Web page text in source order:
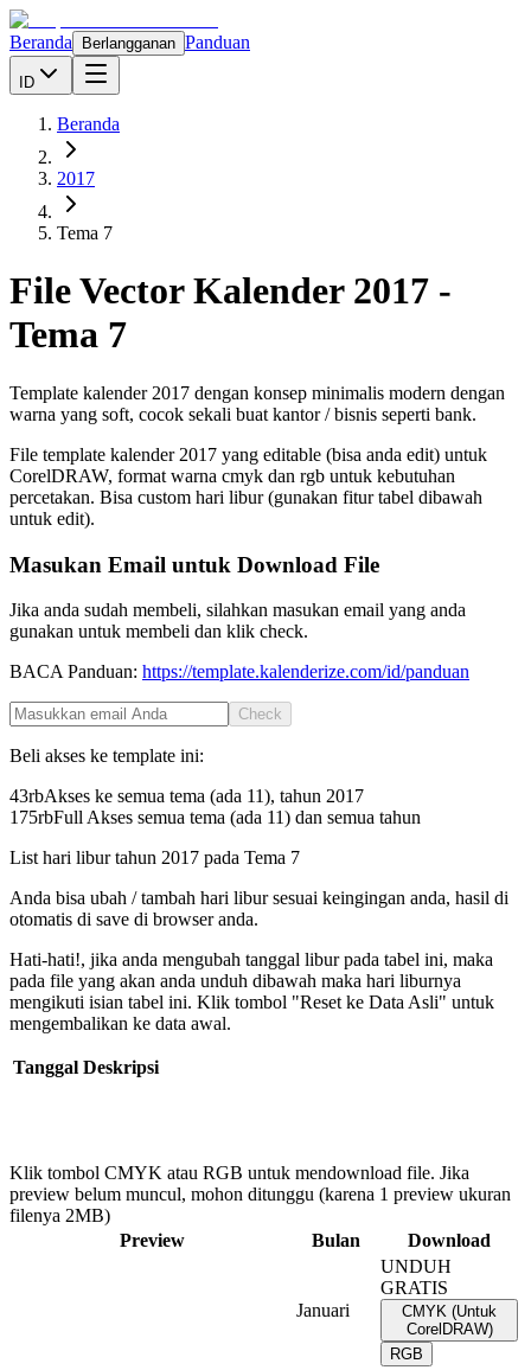
Beranda Berlangganan Panduan
ID
Beranda
2017
Tema 7
File Vector Kalender 2017 -
Tema 7
Template kalender 2017 dengan konsep minimalis modern dengan
warna yang soft, cocok sekali buat kantor / bisnis seperti bank.
File template kalender 2017 yang editable (bisa anda edit) untuk
CorelDRAW, format warna cmyk dan rgb untuk kebutuhan
percetakan. Bisa custom hari libur (gunakan fitur tabel dibawah
untuk edit).
Masukan Email untuk Download File
Jika anda sudah membeli, silahkan masukan email yang anda
gunakan untuk membeli dan klik check.
BACA Panduan: https://template.kalenderize.com/id/panduan
Check
Beli akses ke template ini:
43rbAkses ke semua tema (ada 11), tahun 2017
175rbFull Akses semua tema (ada 11) dan semua tahun
List hari libur tahun 2017 pada Tema 7
Anda bisa ubah / tambah hari libur sesuai keingingan anda, hasil di
otomatis di save di browser anda.
Hati-hati!, jika anda mengubah tanggal libur pada tabel ini, maka
pada file yang akan anda unduh dibawah maka hari liburnya
mengikuti isian tabel ini. Klik tombol "Reset ke Data Asli" untuk
mengembalikan ke data awal.
Tanggal Deskripsi
Klik tombol CMYK atau RGB untuk mendownload file. Jika
preview belum muncul, mohon ditunggu (karena 1 preview ukuran
filenya 2MB)
Preview
Bulan Download
Januari
UNDUH
GRATIS
CMYK (Untuk
CorelDRAW)
RGB